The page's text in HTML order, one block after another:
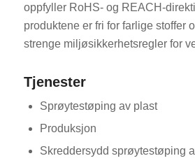
oppfyller RoHS- og REACH-
produktene er fri for farlige stoffer
strenge miljøsikkerhetsregler for
Tjenester
Sprøytestøping av plast
Produksjon
Skreddersydd sprøytestøping